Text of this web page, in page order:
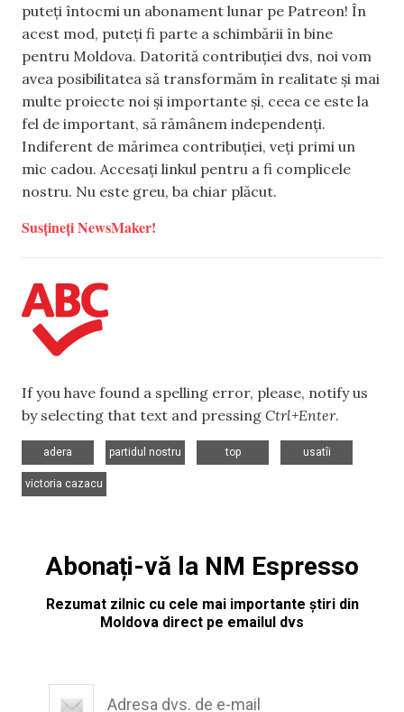
puteți întocmi un abonament lunar pe Patreon! În
acest mod, puteți fi parte a schimbării în bine
pentru Moldova. Datorită contribuției dvs, noi vom
avea posibilitatea să transformăm în realitate și mai
multe proiecte noi și importante și, ceea ce este la
fel de important, să rămânem independenți.
Indiferent de mărimea contribuției, veți primi un
mic cadou. Accesați linkul pentru a fi complicele
nostru. Nu este greu, ba chiar plăcut.
Susțineți NewsMaker!
If you have found a spelling error, please, notify us
by selecting that text and pressing Ctrl+Enter.
adera
partidul nostru
top
usatîi
victoria cazacu
Abonați-vă la NM Espresso
Rezumat zilnic cu cele mai importante știri din
Moldova direct pe emailul dvs